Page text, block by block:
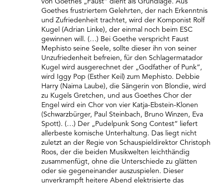
von Goethes „Faust“ dient als Grundlage. Aus
Goethes frustriertem Gelehrten, der nach Erkenntnis
und Zufriedenheit trachtet, wird der Komponist Rolf
Kugel (Adrian Linke), der einmal noch beim ESC
gewinnen will. (…) Bei Goethe verspricht Faust
Mephisto seine Seele, sollte dieser ihn von seiner
Unzufriedenheit befreien, für den Schlagermatador
Kugel wird ausgerechnet der „Godfather of Punk“,
wird Iggy Pop (Esther Keil) zum Mephisto. Debbie
Harry (Naima Laube), die Sängerin von Blondie, wird
zu Kugels Gretchen, und aus Goethes Chor der
Engel wird ein Chor von vier Katja-Ebstein-Klonen
(Schwarzbürger, Paul Steinbach, Bruno Winzen, Eva
Spott). (…) Der „Pudelpunk Song Contest“ liefert
allerbeste komische Unterhaltung. Das liegt nicht
zuletzt an der Regie von Schauspieldirektor Christoph
Roos, der die beiden Musikwelten leichthändig
zusammenfügt, ohne die Unterschiede zu glätten
oder sie gegeneinander auszuspielen. Dieser
unverkrampft heitere Abend elektrisierte das